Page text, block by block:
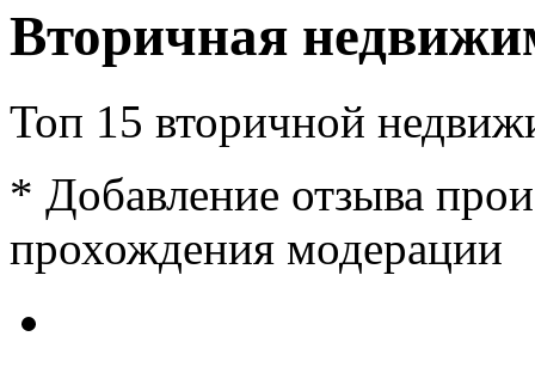
Вторичная
Топ 15 вторичной
* Добавление отзыва
прохождения модерации